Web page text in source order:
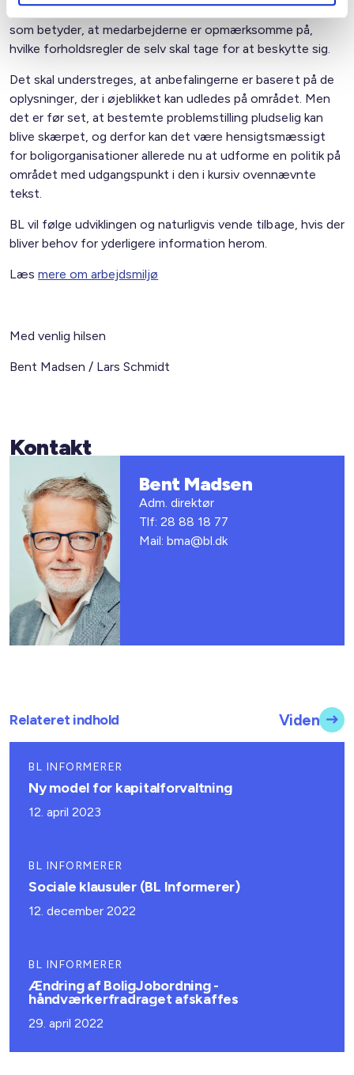
vurderer vi det som vigtigt, at der foreligger en instruks,
som betyder, at medarbejderne er opmærksomme på,
hvilke forholdsregler de selv skal tage for at beskytte sig.
Det skal understreges, at anbefalingerne er baseret på de
oplysninger, der i øjeblikket kan udledes på området. Men
det er før set, at bestemte problemstilling pludselig kan
blive skærpet, og derfor kan det være hensigtsmæssigt
for boligorganisationer allerede nu at udforme en politik på
området med udgangspunkt i den i kursiv ovennævnte
tekst.
BL vil følge udviklingen og naturligvis vende tilbage, hvis der
bliver behov for yderligere information herom.
Læsmere om arbejdsmiljø
Med venlig hilsen
Bent Madsen / Lars Schmidt
Kontakt
Bent Madsen
Adm. direktør
Tlf: 28 88 18 77
Mail: bma@bl.dk
Relateret indhold Viden
BL INFORMERER
Ny model for kapitalforvaltning
12. april 2023
BL INFORMERER
Sociale klausuler (BL Informerer)
12. december 2022
BL INFORMERER
Ændring af BoligJobordning -
håndværkerfradraget afskaffes
29. april 2022